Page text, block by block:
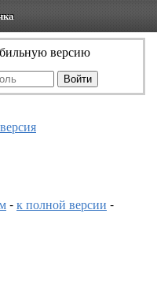
версию
-к полной версии -